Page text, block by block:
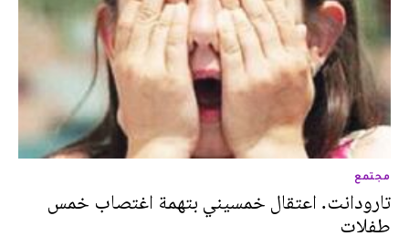
مجتمع
تارودانت. اعتقال خمسيني بتهمة اغتصاب خمس
طفلات